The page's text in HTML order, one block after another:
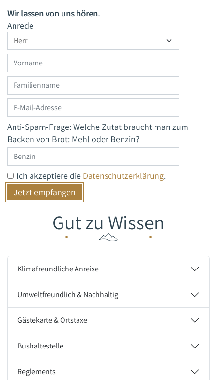
Wir lassen von uns hören.
Anrede
Anti-Spam-Frage: Welche Zutat braucht man zum
Backen von Brot: Mehl oder Benzin?
Ich akzeptiere die Datenschutzerklärung.
Gut zu Wissen
Klimafreundliche Anreise
Umweltfreundlich & Nachhaltig
Gästekarte & Ortstaxe
Bushaltestelle
Reglements